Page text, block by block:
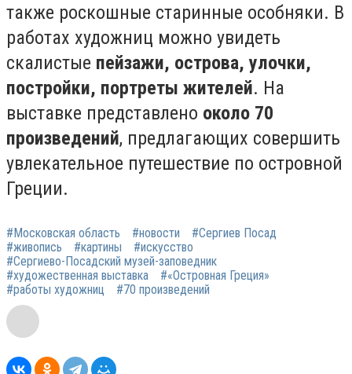
также роскошные старинные особняки. В
работах художниц можно увидеть
скалистые пейзажи, острова, улочки,
постройки, портреты жителей. На
выставке представлено около 70
произведений, предлагающих совершить
увлекательное путешествие по островной
Греции.
#Московская область #новости
#Сергиев Посад
#живопись
#картины
#искусство
#Сергиево-Посадский музей-заповедник
#художественная выставка
#«Островная Греция»
#работы художниц
#70 произведений